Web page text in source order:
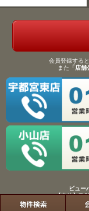
会員登録すると
また 「店舗
ビュー
【本社】〒
TEL